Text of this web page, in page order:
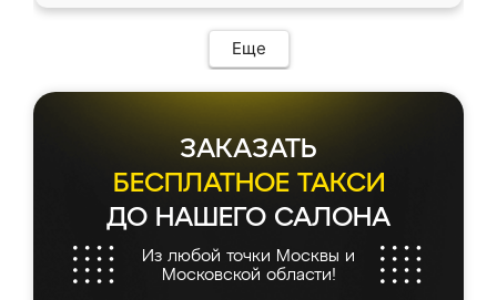
Еще
ЗАКАЗАТЬ
БЕСПЛАТНОЕ ТАКСИ
ДО НАШЕГО САЛОНА
Из любой точки Москвы и
Московской области!